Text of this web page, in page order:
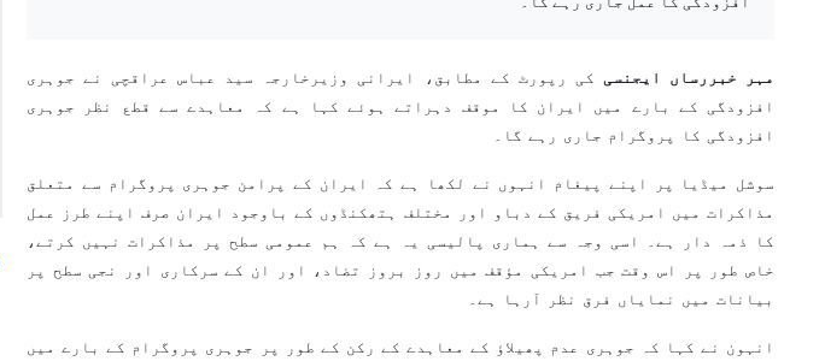
مہر خبررساں ایجنسی کی رپورٹ کے مطابق، ایرانی وزیرخارجہ سید عباس عراقچی نے جوہری
افزودگی کے بارے میں ایران کا موقف دہراتے ہوئے کہا ہے کہ معاہدے سے قطع نظر جوہری
افزودگی کا پروگرام جاری رہے گا۔
سوشل میڈیا پر اپنے پیغام انہوں نے لکھا ہے کہ ایران کے پرامن جوہری پروگرام سے متعلق
مذاکرات میں امریکی فریق کے دباو اور مختلف ہتھکنڈوں کے باوجود ایران صرف اپنے طرز عمل
کا ذمہ دار ہے۔ اسی وجہ سے ہماری پالیسی یہ ہے کہ ہم عمومی سطح پر مذاکرات نہیں کرتے،
خاص طور پر اس وقت جب امریکی مؤقف میں روز بروز تضاد، اور ان کے سرکاری اور نجی سطح پر
بیانات میں نمایاں فرق نظر آرہا ہے۔
انہون نے کہا کہ جوہری عدم پھیلاؤ کے معاہدے کے رکن کے طور پر جوہری پروگرام کے بارے میں